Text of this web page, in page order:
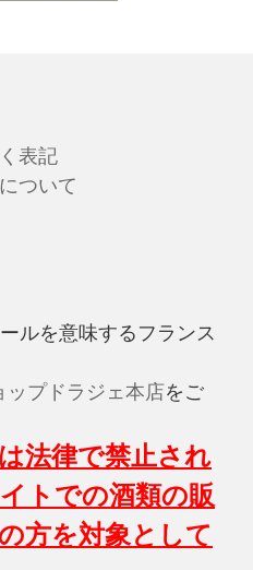
表記
ついて
ルを意味するフランス
ップドラジェ本店をご
法律で禁止され
トでの酒類の販
方を対象として